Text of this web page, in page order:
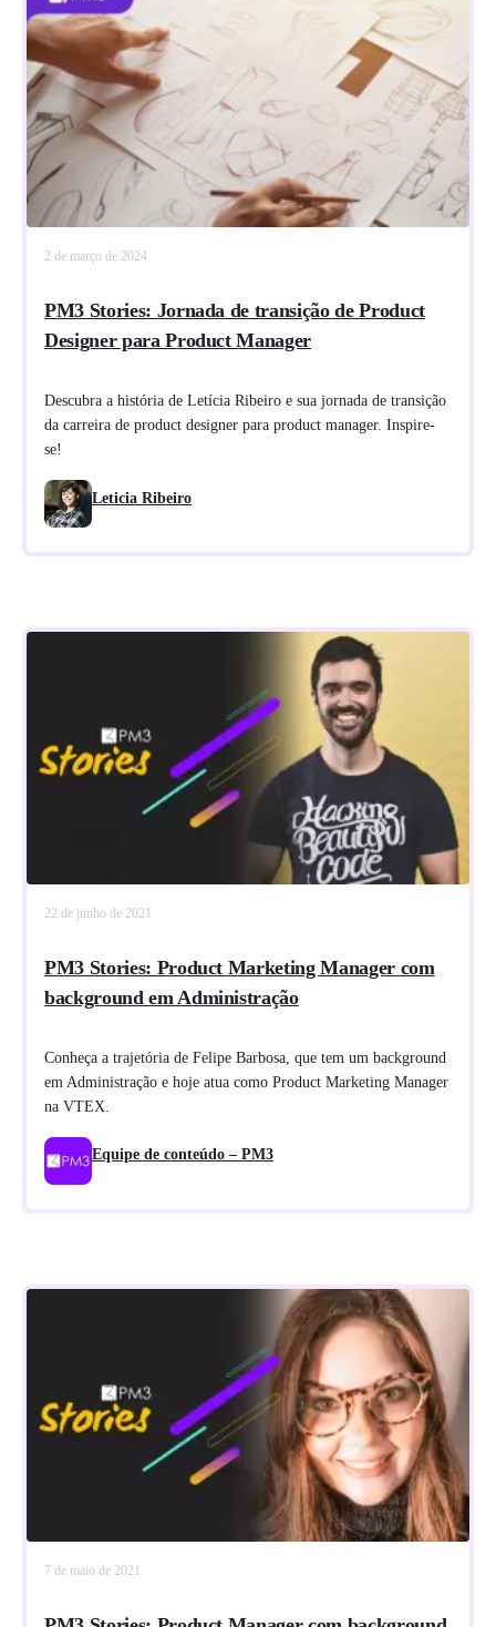
2 de março de 2024
PM3 Stories: Jornada de transição de Product
Designer para Product Manager
Descubra a história de Letícia Ribeiro e sua jornada de transição
da carreira de product designer para product manager. Inspire-
se!
Leticia Ribeiro
22 de junho de 2021
PM3 Stories: Product Marketing Manager com
background em Administração
Conheça a trajetória de Felipe Barbosa, que tem um background
em Administração e hoje atua como Product Marketing Manager
na VTEX.
Equipe de conteúdo – PM3
7 de maio de 2021